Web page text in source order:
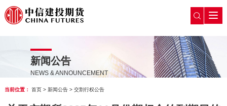
新闻公告
NEWS & ANNOUNCEMENT
当前位置： 首页> 新闻公告> 交割行权公告